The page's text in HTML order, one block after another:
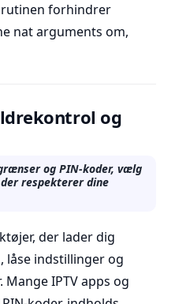
forhindrer
nat arguments om,
og
og PIN-koder, vælg
respekterer dine
der lader dig
indstillinger og
IPTV apps og